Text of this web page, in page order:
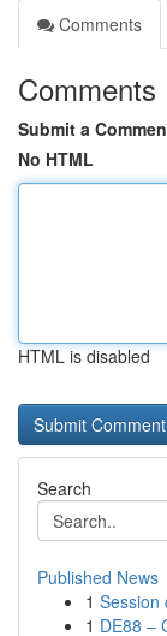
Comments
Comments
Submit a
No HTML
HTML is disabled
Search
Published News
1 Session
1 DE88 –